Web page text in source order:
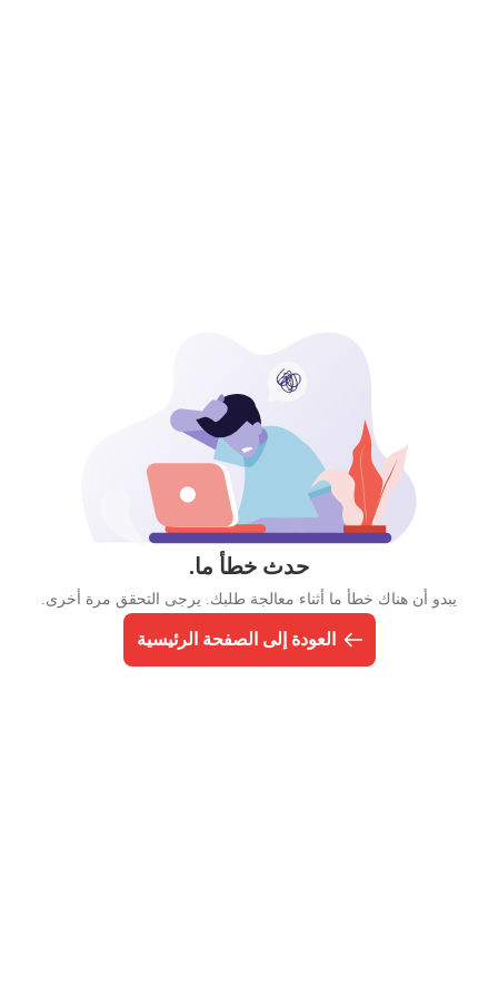
حدث خطأ ما.
يبدو أن هناك خطأ ما أثناء معالجة طلبك. يرجى التحقق مرة أخرى.
العودة إلى الصفحة الرئيسية